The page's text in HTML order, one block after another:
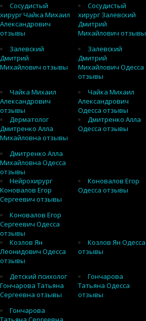
Сосудистый
хирург Чайка Михаил
Александрович
отзывы
Сосудистый
хирург Залевский
Дмитрий
Михайлович отзывы
Залевский
Дмитрий
Михайлович отзывы
Залевский
Дмитрий
Михайлович Одесса
отзывы
Чайка Михаил
Александрович
отзывы
Чайка Михаил
Александрович
Одесса отзывы
Дерматолог
Дмитренко Алла
Михайловна отзывы
Дмитренко Алла
Одесса отзывы
Дмитренко Алла
Михайловна Одесса
отзывы
Нейрохирург
Коновалов Егор
Сергеевич отзывы
Коновалов Егор
Одесса отзывы
Коновалов Егор
Сергеевич Одесса
отзывы
Козлов Ян
Леонидович Одесса
отзывы
Козлов Ян Одесса
отзывы
Детский психолог
Гончарова Татьяна
Сергеевна отзывы
Гончарова
Татьяна Одесса
отзывы
Гончарова